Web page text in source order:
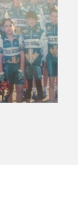
moduari
lehentasunak
dezakezu
eta